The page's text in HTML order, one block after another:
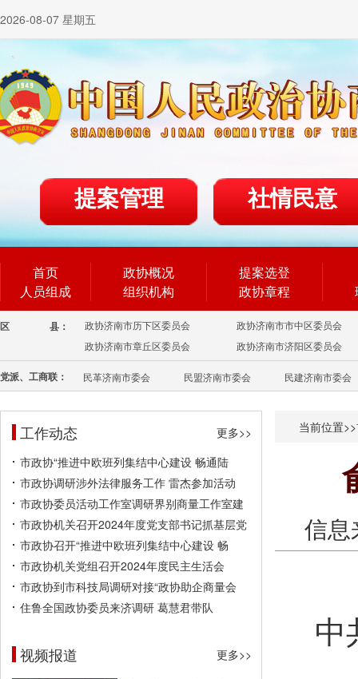
2026-08-07 星期五
提案管理 社情民意
首页
人员组成
政协概况
组织机构
提案选登
政协章程
区 县： 政协济南市历下区委员会
政协济南市市中区委员会
政协济南市章丘区委员会
政协济南市济阳区委员会
党派、工商联： 民革济南市委会 民盟济南市委会 民建济南市委会
工作动态
更多>>
市政协“推进中欧班列集结中心建设 畅通陆
市政协调研涉外法律服务工作 雷杰参加活动
市政协委员活动工作室调研界别商量工作室建
市政协机关召开2024年度党支部书记抓基层党
市政协召开“推进中欧班列集结中心建设 畅
市政协机关党组召开2024年度民主生活会
市政协到市科技局调研对接“政协助企商量会
住鲁全国政协委员来济调研 葛慧君带队
视频报道 更多>>
当前位置>>
信息
中